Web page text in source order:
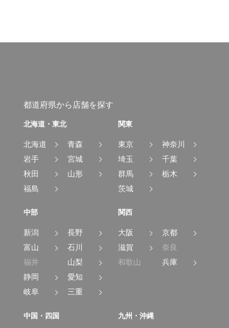
都道府県から店舗を探す
北海道・東北
北海道
青森
岩手
宮城
秋田
山形
福島
関東
東京
神奈川
埼玉
千葉
群馬
栃木
茨城
中部
新潟
長野
富山
石川
福井
山梨
静岡
愛知
岐阜
三重
関西
大阪
京都
滋賀
奈良
和歌山
兵庫
中国・四国 九州・沖縄